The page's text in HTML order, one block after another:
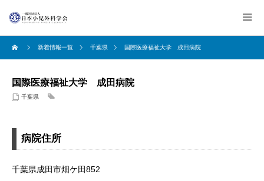
新着情報一覧 千葉県 国際医療福祉大学 成田病院
国際医療福祉大学 成田病院
千葉県
病院住所
千葉県成田市畑ケ田852